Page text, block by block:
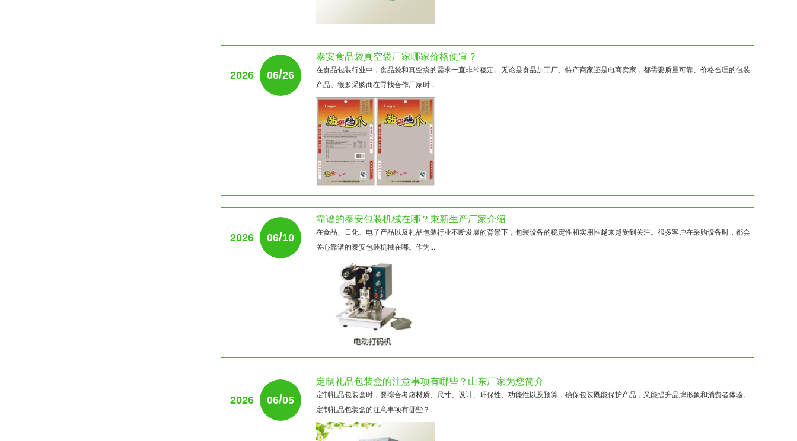
2026 06/26
泰安食品袋真空袋厂家哪家价格便宜？​
在食品包装行业中，食品袋和真空袋的需求一直非常稳定。无论是食品加工厂、特产商家还是电商卖家，都需要质量可靠、价格合理的包装
产品。很多采购商在寻找合作厂家时...
2026 06/10
靠谱的泰安包装机械在哪？秉新生产厂家介绍
在食品、日化、电子产品以及礼品包装行业不断发展的背景下，包装设备的稳定性和实用性越来越受到关注。很多客户在采购设备时，都会
关心靠谱的泰安包装机械在哪。作为...
2026 06/05
定制礼品包装盒的注意事项有哪些？山东厂家为您简介
定制礼品包装盒时，要综合考虑材质、尺寸、设计、环保性、功能性以及预算，确保包装既能保护产品，又能提升品牌形象和消费者体验。
定制礼品包装盒的注意事项有哪些？